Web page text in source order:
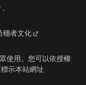
、
穗者文化
使用。您可以依授權
示本站網址